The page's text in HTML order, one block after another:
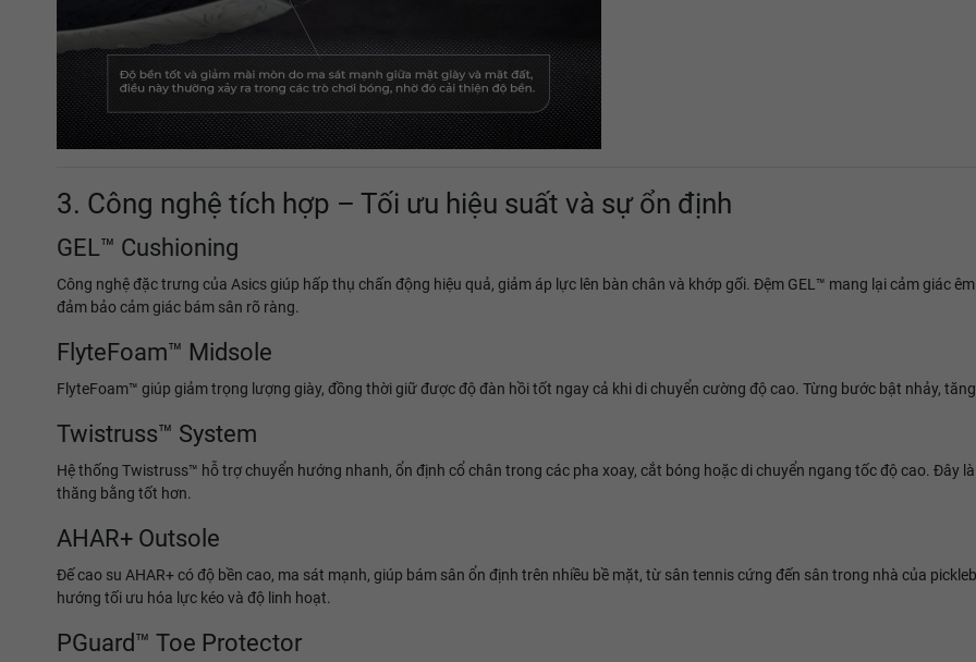
3. Công nghệ tích hợp – Tối ưu hiệu suất và sự ổn định
GEL™ Cushioning
Công nghệ đặc trưng của Asics giúp hấp thụ chấn động hiệu quả, giảm áp lực lên bàn chân và khớp gối. Đệm GEL™ mang lại cảm giác
đảm bảo cảm giác bám sân rõ ràng.
FlyteFoam™ Midsole
FlyteFoam™ giúp giảm trọng lượng giày, đồng thời giữ được độ đàn hồi tốt ngay cả khi di chuyển cường độ cao. Từng bước bật nhảy,
Twistruss™ System
Hệ thống Twistruss™ hỗ trợ chuyển hướng nhanh, ổn định cổ chân trong các pha xoay, cắt bóng hoặc di chuyển ngang tốc độ cao. Đây
thăng bằng tốt hơn.
AHAR+ Outsole
Đế cao su AHAR+ có độ bền cao, ma sát mạnh, giúp bám sân ổn định trên nhiều bề mặt, từ sân tennis cứng đến sân trong nhà của
hướng tối ưu hóa lực kéo và độ linh hoạt.
PGuard™ Toe Protector